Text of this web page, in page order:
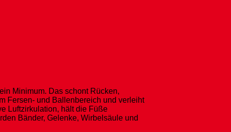
Minimum. Das schont Rücken,
Fersen- und Ballenbereich und verleiht
Luftzirkulation, hält die Füße
Bänder, Gelenke, Wirbelsäule und